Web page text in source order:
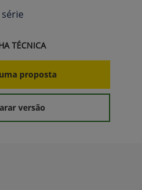
TÉCNICA
proposta
versão